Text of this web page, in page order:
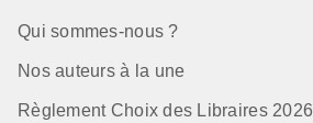
Qui sommes-nous ?
Nos auteurs à la une
Règlement Choix des Libraires 2026